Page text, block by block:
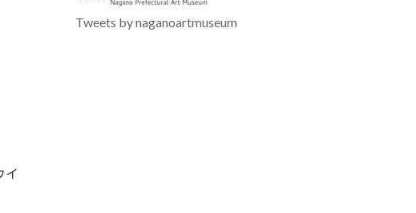
イ
Tweets by naganoartmuseum